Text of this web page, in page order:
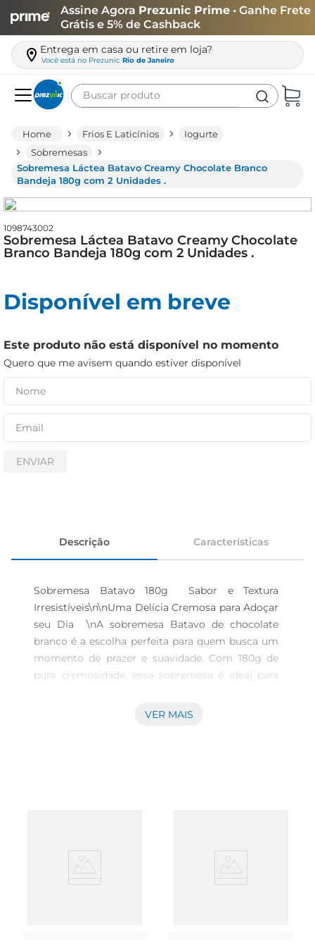
Assine Agora Prezunic Prime • Ganhe Frete
Grátis e 5% de Cashback
Entrega em casa ou retire em loja?
Você está no Prezunic Rio de Janeiro
Buscar produto
Frios E Laticínios
Iogurte
Sobremesas
Sobremesa Láctea Batavo Creamy Chocolate Branco
Bandeja 180g com 2 Unidades .
1098743002
Sobremesa Láctea Batavo Creamy Chocolate
Branco Bandeja 180g com 2 Unidades .
Disponível em breve
Este produto não está disponível no momento
Quero que me avisem quando estiver disponível
ENVIAR
Descrição Características
Sobremesa Batavo 180g  Sabor e Textura
Irresistíveis\n\nUma Delícia Cremosa para Adoçar
seu Dia  \nA sobremesa Batavo de chocolate
branco é a escolha perfeita para quem busca um
momento de prazer e suavidade. Com 180g de
pura cremosidade, essa sobremesa é ideal para
lanche rápido ou como um final doce para suas
que não comprometa o paladar. A Batavo se
VER MAIS
leite
arroz
cerveja
biscoito
papel higiênico